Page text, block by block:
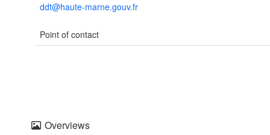
ddt@haute-marne.gouv.fr
Point of contact
Overviews